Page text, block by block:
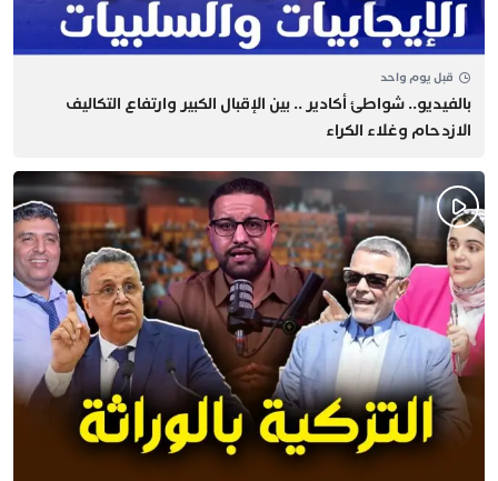
قبل يوم واحد
بالفيديو.. شواطئ أكادير .. بين الإقبال الكبير وارتفاع التكاليف
الازدحام وغلاء الكراء